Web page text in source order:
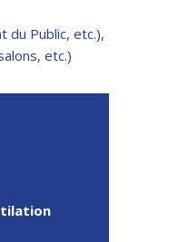
du Public, etc.),
etc.)